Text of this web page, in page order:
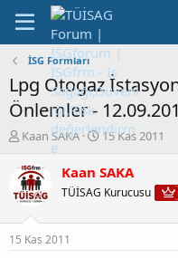
İSG Formları
Lpg Otogaz
Önlemler -
K
n
b
u
u
b
Kaan SAKA
B
ş
a
15 Kas 2011
Kaan SAKA
TÜİSAG Kurucusu
15 Kas 2011